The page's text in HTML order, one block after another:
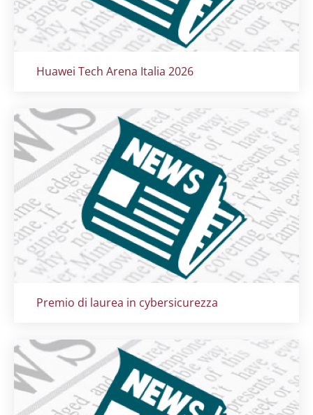
Titolo card:
Huawei Tech Arena Italia 2026
Titolo card:
Premio di laurea in cybersicurezza